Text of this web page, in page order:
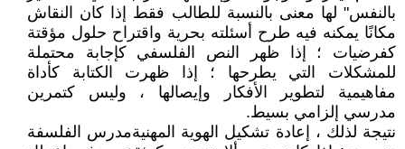
بالنفس" لها معنى بالنسبة للطالب فقط إذا كان النقاش
مكانًا يمكنه فيه طرح أسئلته بحرية واقتراح حلول مؤقتة
كفرضيات ؛ إذا ظهر النص الفلسفي كإجابة محتملة
للمشكلات التي يطرحها ؛ إذا ظهرت الكتابة كأداة
مفاهيمية لتطوير الأفكار وإيصالها ، وليس كتمرين
مدرسي إلزامي بسيط.
نتيجة لذلك ، إعادة تشكيل الهوية المهنيةمدرس الفلسفة